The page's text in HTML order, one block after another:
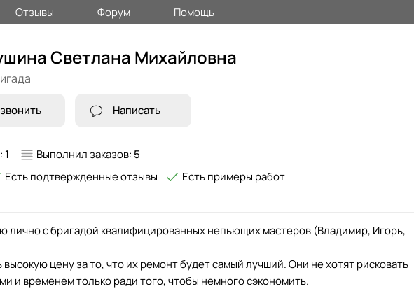
Отзывы Форум Помощь
Светлана Михайловна
Написать
1 Выполнил заказов: 5
Есть подтвержденные отзывы
Есть примеры работ
лично с бригадой квалифицированных непьющих мастеров (Владимир, Игорь,
цену за то, что их ремонт будет самый лучший. Они не хотят рисковать
и временем только ради того, чтобы немного сэкономить.